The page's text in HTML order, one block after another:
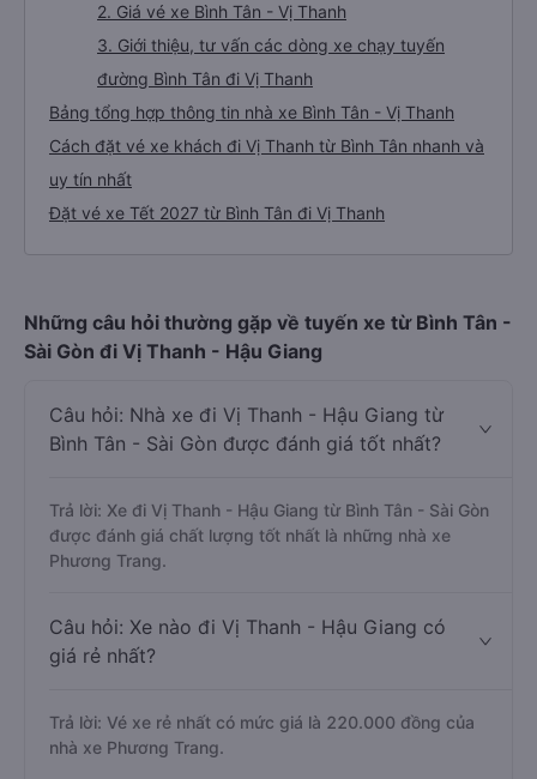
2. Giá vé xe Bình Tân - Vị Thanh
3. Giới thiệu, tư vấn các dòng xe chạy tuyến
đường Bình Tân đi Vị Thanh
Bảng tổng hợp thông tin nhà xe Bình Tân - Vị Thanh
Cách đặt vé xe khách đi Vị Thanh từ Bình Tân nhanh và
uy tín nhất
Đặt vé xe Tết 2027 từ Bình Tân đi Vị Thanh
Những câu hỏi thường gặp về tuyến xe từ Bình Tân -
Sài Gòn đi Vị Thanh - Hậu Giang
Câu hỏi: Nhà xe đi Vị Thanh - Hậu Giang từ
Bình Tân - Sài Gòn được đánh giá tốt nhất?
Trả lời: Xe đi Vị Thanh - Hậu Giang từ Bình Tân - Sài Gòn
được đánh giá chất lượng tốt nhất là những nhà xe
Phương Trang.
Câu hỏi: Xe nào đi Vị Thanh - Hậu Giang có
giá rẻ nhất?
Trả lời: Vé xe rẻ nhất có mức giá là 220.000 đồng của
nhà xe Phương Trang.